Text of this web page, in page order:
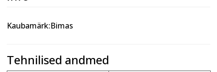
Kaubamärk:Bimas
Tehnilised andmed